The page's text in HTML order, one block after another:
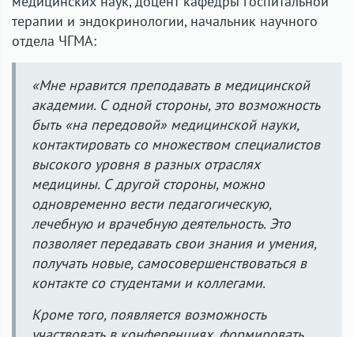
терапии и эндокринологии, начальник научного
отдела ЧГМА:
«Мне нравится преподавать в медицинской
академии. С одной стороны, это возможность
быть «на передовой» медицинской науки,
контактировать со множеством специалистов
высокого уровня в разных отраслях
медицины. С другой стороны, можно
одновременно вести педагогическую,
лечебную и врачебную деятельность. Это
позволяет передавать свои знания и умения,
получать новые, самосовершенствоваться в
контакте со студентами и коллегами.
Кроме того, появляется возможность